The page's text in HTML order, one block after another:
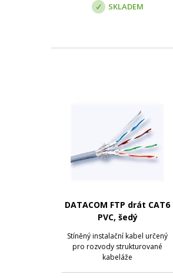
SKLADEM
DATACOM FTP drát CAT6
PVC, šedý
Stíněný instalační kabel určený
pro rozvody strukturované
kabeláže